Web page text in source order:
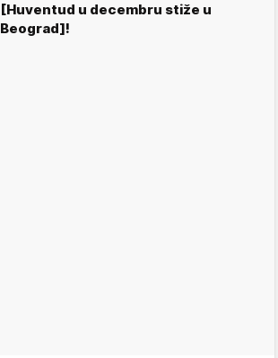
[Huventud u decembru stiže u
Beograd]!